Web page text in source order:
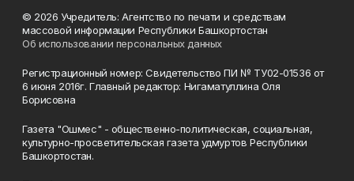
© 2026 Учредитель: Агентство по печати и средствам
массовой информации Республики Башкортостан
Об использовании персональных данных
Регистрационный номер: Свидетельство ПИ № ТУ02-01536 от
6 июня 2016г. Главный редактор: Нигаматуллина Оля
Борисовна
Газета "Ошмес" - общественно-политическая, социальная,
культурно-просветительская газета удмуртов Республики
Башкортостан.